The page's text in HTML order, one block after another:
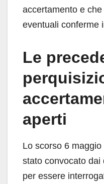
accertamento e
eventuali conferme
Le
aperti
Lo scorso 6
stato convocato dai
per essere